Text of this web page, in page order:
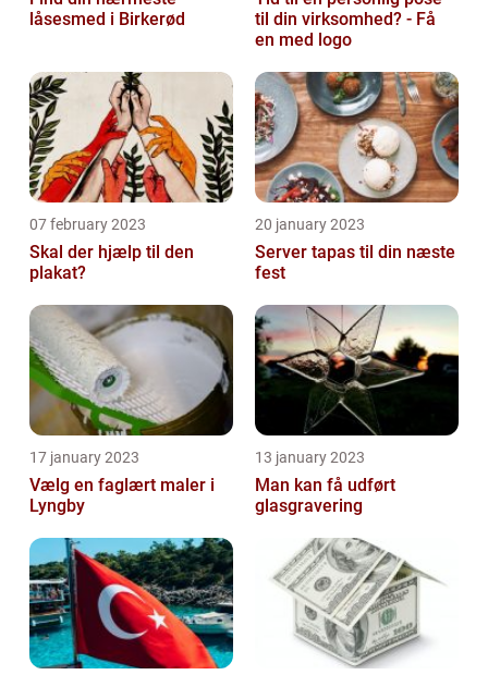
låsesmed i Birkerød
til din virksomhed? - Få
en med logo
07 february 2023
Skal der hjælp til den
plakat?
20 january 2023
Server tapas til din næste
fest
17 january 2023
Vælg en faglært maler i
Lyngby
13 january 2023
Man kan få udført
glasgravering